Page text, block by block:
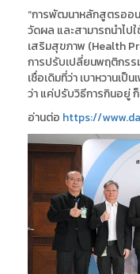
“การพัฒนาหลักสูตรออน
วัดผล และสามารถนำไป
เสริมสุขภาพ (Health
การปรับเปลี่ยนพฤติกรร
เชื่อเดิมที่ว่า เบาหวานเ
ว่า แค่ปรับวิธีการกินอยู่ ก็
อ่านต่อ https://